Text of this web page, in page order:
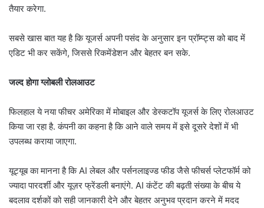
तैयार करेगा.
सबसे खास बात यह है कि यूजर्स अपनी पसंद के अनुसार इन प्रॉम्प्ट्स को बाद में
एडिट भी कर सकेंगे, जिससे रिकमेंडेशन और बेहतर बन सके.
जल्द होगा ग्लोबली रोलआउट
फिलहाल ये नया फीचर अमेरिका में मोबाइल और डेस्कटॉप यूजर्स के लिए रोलआउट
किया जा रहा है. कंपनी का कहना है कि आने वाले समय में इसे दूसरे देशों में भी
उपलब्ध कराया जाएगा.
यूट्यूब का मानना है कि AI लेबल और पर्सनलाइज्ड फीड जैसे फीचर्स प्लेटफॉर्म को
ज्यादा पारदर्शी और यूज़र फ्रेंडली बनाएंगे. AI कंटेंट की बढ़ती संख्या के बीच ये
बदलाव दर्शकों को सही जानकारी देने और बेहतर अनुभव प्रदान करने में मदद